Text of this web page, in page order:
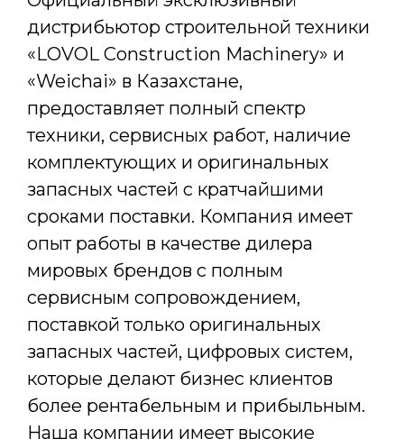
дистрибьютор строительной техники
«LOVOL Construction Machinery» и
«Weichai» в Казахстане,
предоставляет полный спектр
техники, сервисных работ, наличие
комплектующих и оригинальных
запасных частей с кратчайшими
сроками поставки. Компания имеет
опыт работы в качестве дилера
мировых брендов с полным
сервисным сопровождением,
поставкой только оригинальных
запасных частей, цифровых систем,
которые делают бизнес клиентов
более рентабельным и прибыльным.
Наша компании имеет высокие